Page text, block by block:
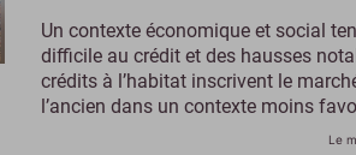
Un contexte économique et social
difficile au crédit et des hausses
crédits à l’habitat inscrivent le
l’ancien dans un contexte moins
Le